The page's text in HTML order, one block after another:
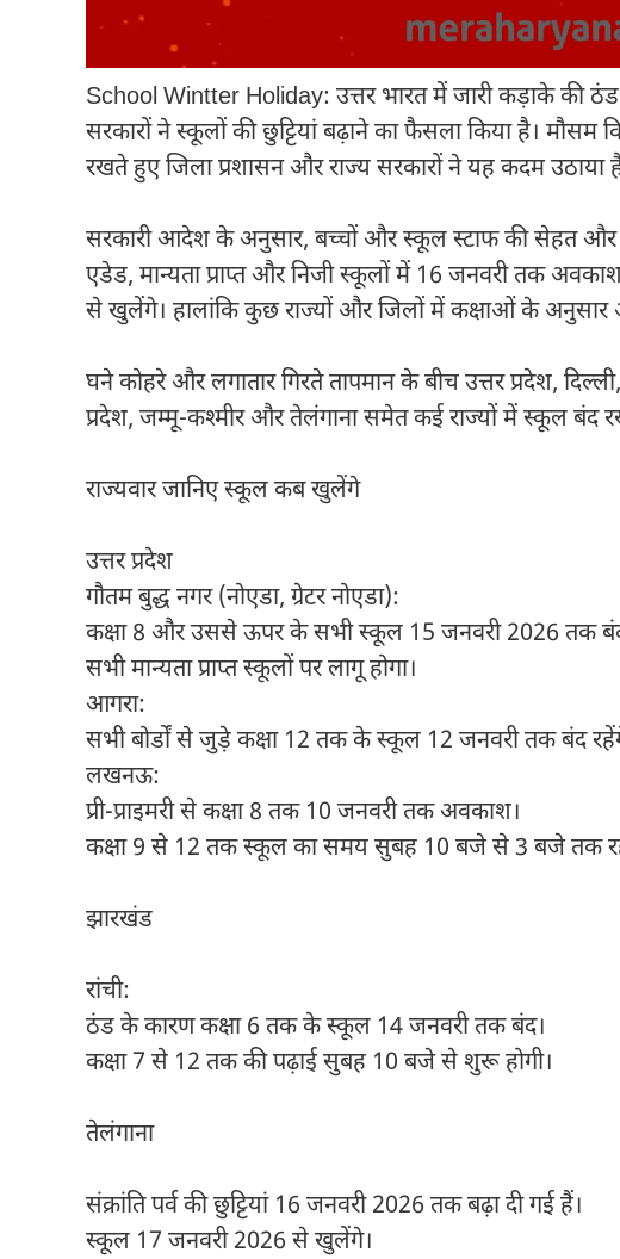
School Wintter Holiday: उत्तर भारत में जारी कड़ाके की
सरकारों ने स्कूलों की छुट्टियां बढ़ाने का फैसला किया है। मौसम
रखते हुए जिला प्रशासन और राज्य सरकारों ने यह कदम उठाया
सरकारी आदेश के अनुसार, बच्चों और स्कूल स्टाफ की सेहत और
एडेड, मान्यता प्राप्त और निजी स्कूलों में 16 जनवरी तक
से खुलेंगे। हालांकि कुछ राज्यों और जिलों में कक्षाओं के
घने कोहरे और लगातार गिरते तापमान के बीच उत्तर प्रदेश,
प्रदेश, जम्मू-कश्मीर और तेलंगाना समेत कई राज्यों में स्कूल बंद
राज्यवार जानिए स्कूल कब खुलेंगे
उत्तर प्रदेश
गौतम बुद्ध नगर (नोएडा, ग्रेटर नोएडा):
कक्षा 8 और उससे ऊपर के सभी स्कूल 15 जनवरी 2026 तक
सभी मान्यता प्राप्त स्कूलों पर लागू होगा।
आगरा:
सभी बोर्डों से जुड़े कक्षा 12 तक के स्कूल 12 जनवरी तक बंद
लखनऊ:
प्री-प्राइमरी से कक्षा 8 तक 10 जनवरी तक अवकाश।
कक्षा 9 से 12 तक स्कूल का समय सुबह 10 बजे से 3 बजे तक
झारखंड
रांची:
ठंड के कारण कक्षा 6 तक के स्कूल 14 जनवरी तक बंद।
कक्षा 7 से 12 तक की पढ़ाई सुबह 10 बजे से शुरू होगी।
तेलंगाना
संक्रांति पर्व की छुट्टियां 16 जनवरी 2026 तक बढ़ा दी गई हैं।
स्कूल 17 जनवरी 2026 से खुलेंगे।